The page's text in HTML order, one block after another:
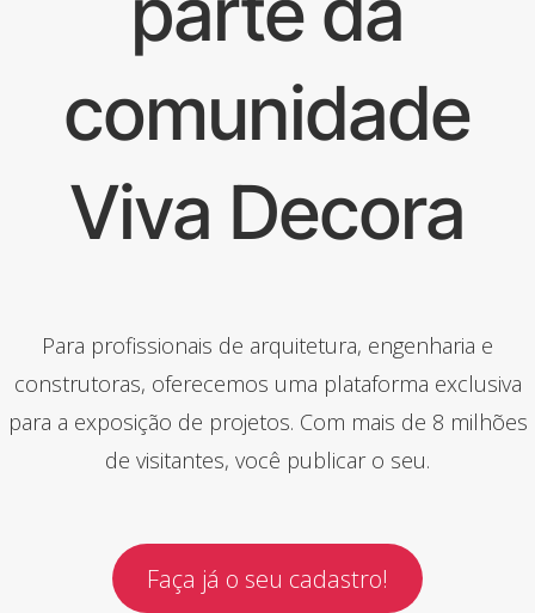
comunidade
Viva Decora
Para profissionais de arquitetura, engenharia e
construtoras, oferecemos uma plataforma exclusiva
para a exposição de projetos. Com mais de 8 milhões
de visitantes, você publicar o seu.
Faça já o seu cadastro!